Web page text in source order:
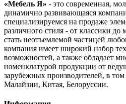
«Мебель Я» - это современная,
динамично развивающаяся
специализируемся на продаже
различного стиля - от классики до
стать неотъемлемой частицей
компания имеет широкий набор
возможностей, а также обладает
номенклатурой продукции от
зарубежных производителей, в
Малайзии, Китая, Белоруссии.